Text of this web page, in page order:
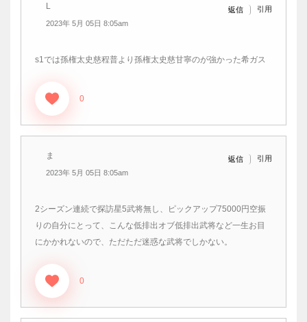
L
2023年 5月 05日 8:05am
返信 引用
s1では孫権太史慈程普より孫権太史慈甘寧のが強かった希ガス
0
ま
2023年 5月 05日 8:05am
返信 引用
2シーズン連続で探訪星5武将無し、ピックアップ75000円空振
りの自分にとって、こんな低排出オブ低排出武将など一生お目
にかかれないので、ただただ迷惑な武将でしかない。
0